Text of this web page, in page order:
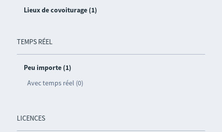
Lieux de covoiturage (1)
TEMPS RÉEL
Peu importe (1)
Avec temps réel (0)
LICENCES